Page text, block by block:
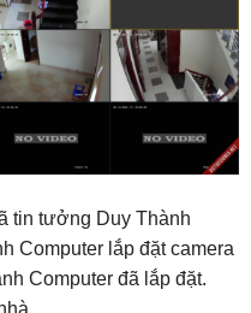
tin tưởng Duy Thành
Computer lắp đặt camera
Computer đã lắp đặt.